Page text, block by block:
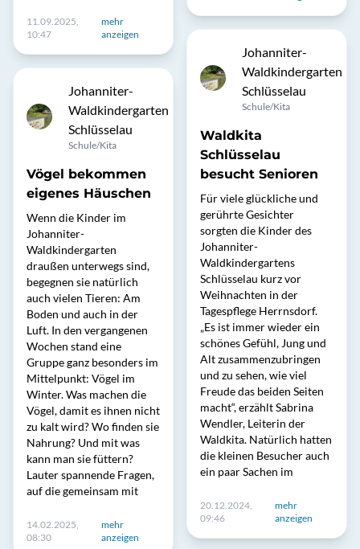
11.09.2025,
10:47
mehr
anzeigen
Johanniter-
Waldkindergarten
Schlüsselau
Schule/Kita
Vögel bekommen
eigenes Häuschen
Wenn die Kinder im
Johanniter-
Waldkindergarten
draußen unterwegs sind,
begegnen sie natürlich
auch vielen Tieren: Am
Boden und auch in der
Luft. In den vergangenen
Wochen stand eine
Gruppe ganz besonders im
Mittelpunkt: Vögel im
Winter. Was machen die
Vögel, damit es ihnen nicht
zu kalt wird? Wo finden sie
Nahrung? Und mit was
kann man sie füttern?
Lauter spannende Fragen,
auf die gemeinsam mit
14.02.2025,
08:30
mehr
anzeigen
Johanniter-
Waldkindergarten
Schlüsselau
Schule/Kita
Waldkita
Schlüsselau
besucht Senioren
Für viele glückliche und
gerührte Gesichter
sorgten die Kinder des
Johanniter-
Waldkindergartens
Schlüsselau kurz vor
Weihnachten in der
Tagespflege Herrnsdorf.
„Es ist immer wieder ein
schönes Gefühl, Jung und
Alt zusammenzubringen
und zu sehen, wie viel
Freude das beiden Seiten
macht“, erzählt Sabrina
Wendler, Leiterin der
Waldkita. Natürlich hatten
die kleinen Besucher auch
ein paar Sachen im
20.12.2024,
09:46
mehr
anzeigen